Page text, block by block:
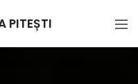
unelte
PITEȘTI